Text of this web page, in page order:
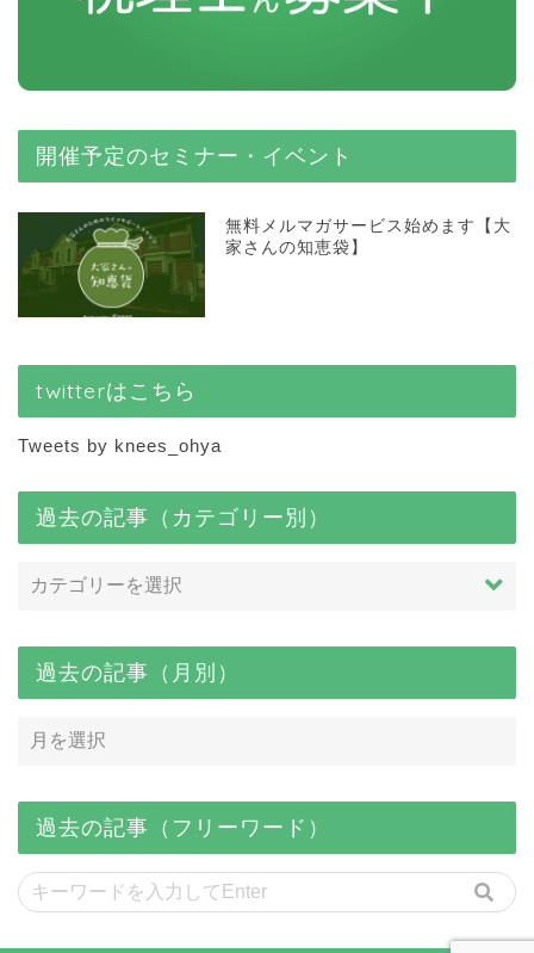
開催予定のセミナー・イベント
無料メルマガサービス始めます【大
家さんの知恵袋】
twitterはこちら
Tweets by knees_ohya
過去の記事（カテゴリー別）
過去の記事（月別）
過去の記事（フリーワード）